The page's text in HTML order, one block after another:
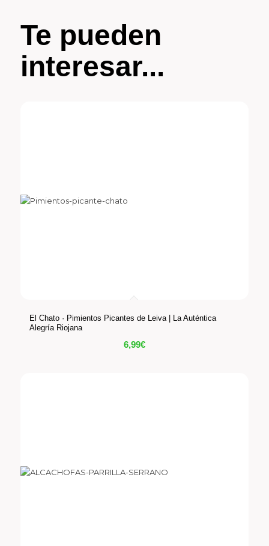
Te pueden
interesar...
El Chato · Pimientos Picantes de Leiva | La Auténtica
Alegría Riojana
6,99€